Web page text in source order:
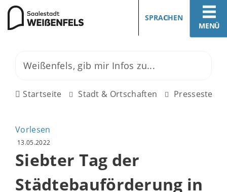
MENÜ
SPRACHEN
Startseite Stadt & Ortschaften Pressestelle
Vorlesen
13.05.2022
Siebter Tag der
Städtebauförderung in